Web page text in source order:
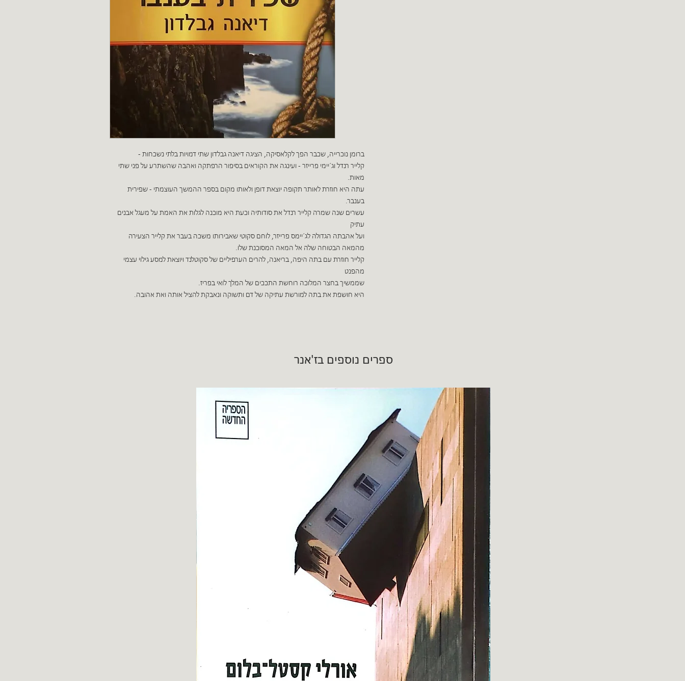
ברומן נוכרייה, שכבר הפך לקלאסיקה, הציגה דיאנה גבלדון שתי דמויות בלתי נשכחות -
קלייר רנדל וג´יימי פרייזר - ועינגה את הקוראים בסיפור הרפתקה ואהבה שהשתרע על פני שתי
מאות.
עתה היא חוזרת לאותר תקופה יוצאת דופן ולאותו מקום בספר ההמשך העוצמתי - שפירית
בענבר.
עשרים שנה שמרה קלייר רנדל את סודותיה וכעת היא מוכנה לגלות את האמת על מעגל אבנים
עתיק
ועל אהבתה הגדולה לג´יימס פרייזר, לוחם סקוטי שאבירותו משכה בעבר את קלייר הצעירה
מהמאה הבטוחה שלה אל המאה המסוכנת שלו.
קלייר חוזרת עם בתה היפה, בריאנה, להרים הערפיליים של סקוטלנד ויוצאת למסע גילוי עצמי
מהפנט
שממשיך בחצר המלוכה רוחשת התככים של המלך לואי בפריז.
היא חושפת את בתה למורשת עתיקה של דם ותשוקה ונאבקת להציל אותה ואת אהובה.
ספרים נוספים בז'אנר